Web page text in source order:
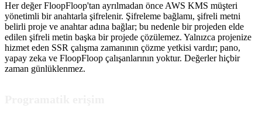
Her değer FloopFloop'tan ayrılmadan önce AWS KMS müşteri
yönetimli bir anahtarla şifrelenir. Şifreleme bağlamı, şifreli metni
belirli proje ve anahtar adına bağlar; bu nedenle bir projeden elde
edilen şifreli metin başka bir projede çözülemez. Yalnızca projenize
hizmet eden SSR çalışma zamanının çözme yetkisi vardır; pano,
yapay zeka ve FloopFloop çalışanlarının yoktur. Değerler hiçbir
zaman günlüklenmez.